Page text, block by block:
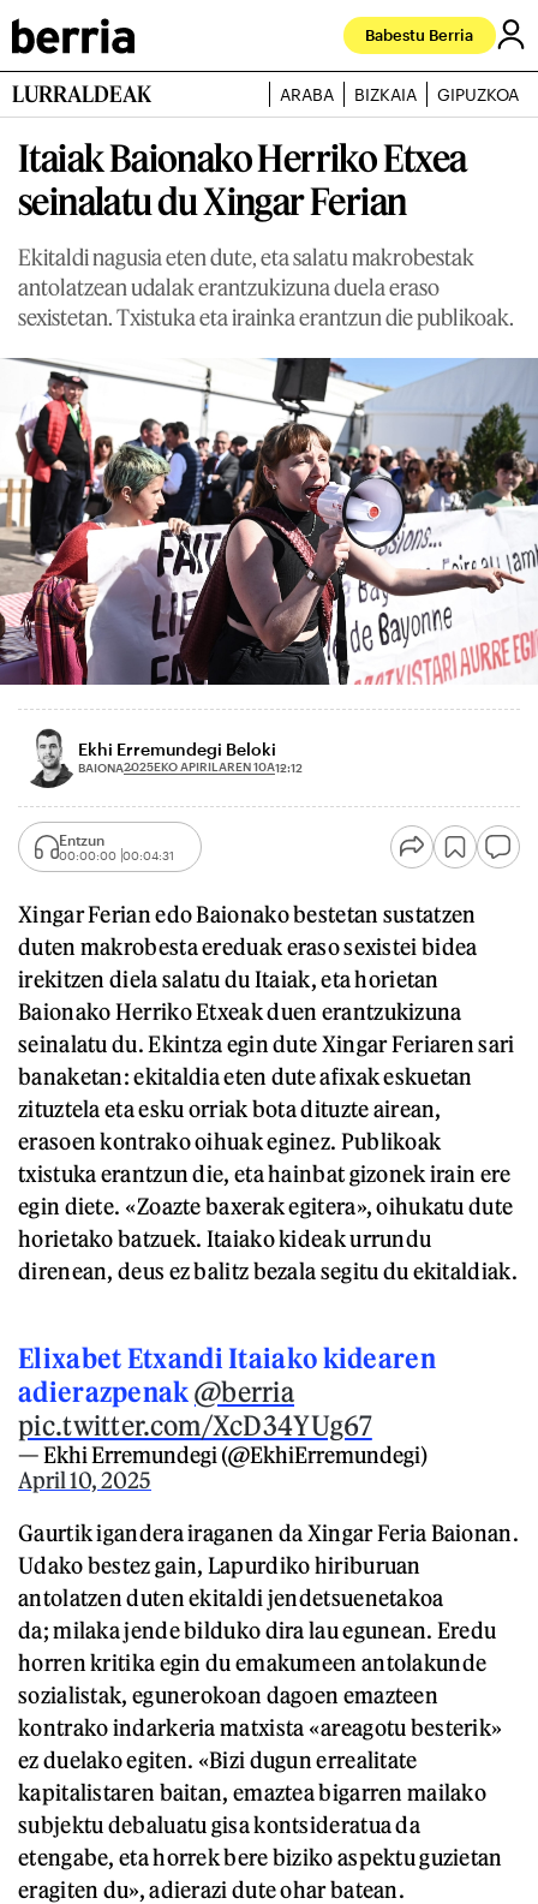
Babestu Berria
LURRALDEAK ARABA BIZKAIA GIPUZKOA
Itaiak Baionako Herriko Etxea
seinalatu du Xingar Ferian
Ekitaldi nagusia eten dute, eta salatu makrobestak
antolatzean udalak erantzukizuna duela eraso
sexistetan. Txistuka eta irainka erantzun die publikoak.
Ekhi Erremundegi Beloki
BAIONA2025EKO APIRILAREN 10A12:12
Entzun
00:00:00 00:04:31
Xingar Ferian edo Baionako bestetan sustatzen
duten makrobesta ereduak eraso sexistei bidea
irekitzen diela salatu du Itaiak, eta horietan
Baionako Herriko Etxeak duen erantzukizuna
seinalatu du. Ekintza egin dute Xingar Feriaren sari
banaketan: ekitaldia eten dute afixak eskuetan
zituztela eta esku orriak bota dituzte airean,
erasoen kontrako oihuak eginez. Publikoak
txistuka erantzun die, eta hainbat gizonek irain ere
egin diete. «Zoazte baxerak egitera», oihukatu dute
horietako batzuek. Itaiako kideak urrundu
direnean, deus ez balitz bezala segitu du ekitaldiak.
Elixabet Etxandi Itaiako kidearen
adierazpenak@berria
pic.twitter.com/XcD34YUg67
— Ekhi Erremundegi (@EkhiErremundegi)
April 10, 2025
Gaurtik igandera iraganen da Xingar Feria Baionan.
Udako bestez gain, Lapurdiko hiriburuan
antolatzen duten ekitaldi jendetsuenetakoa
da; milaka jende bilduko dira lau egunean. Eredu
horren kritika egin du emakumeen antolakunde
sozialistak, egunerokoan dagoen emazteen
kontrako indarkeria matxista «areagotu besterik»
ez duelako egiten. «Bizi dugun errealitate
kapitalistaren baitan, emaztea bigarren mailako
subjektu debaluatu gisa kontsideratua da
etengabe, eta horrek bere biziko aspektu guzietan
eragiten du», adierazi dute ohar batean.